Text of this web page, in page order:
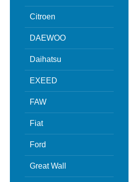
Citroen
DAEWOO
Daihatsu
EXEED
FAW
Fiat
Ford
Great Wall